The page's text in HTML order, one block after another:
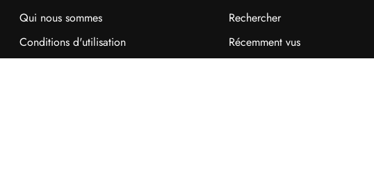
Qui nous sommes
Conditions d'utilisation
Rechercher
Récemment vus